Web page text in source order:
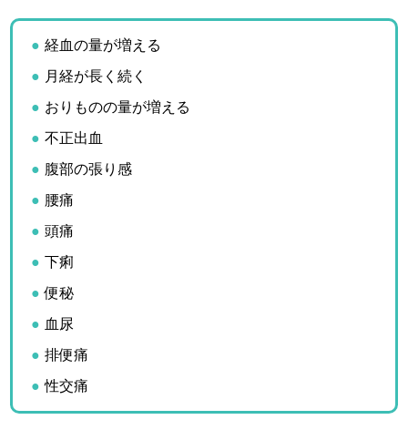
経血の量が増える
月経が長く続く
おりものの量が増える
不正出血
腹部の張り感
腰痛
頭痛
下痢
便秘
血尿
排便痛
性交痛